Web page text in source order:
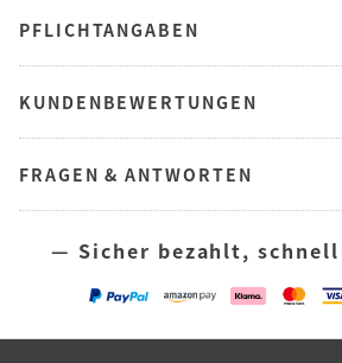
PFLICHTANGABEN
KUNDENBEWERTUNGEN
FRAGEN & ANTWORTEN
— Sicher bezahlt,